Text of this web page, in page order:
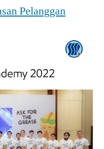
Pelanggan